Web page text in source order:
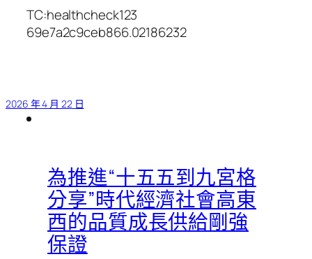
TC:healthcheck123
69e7a2c9ceb866.02186232
2026 年 4 月 22 日
為推進“十五五到九宮格
分享”時代經濟社會高東
西的品質成長供給剛強
保證